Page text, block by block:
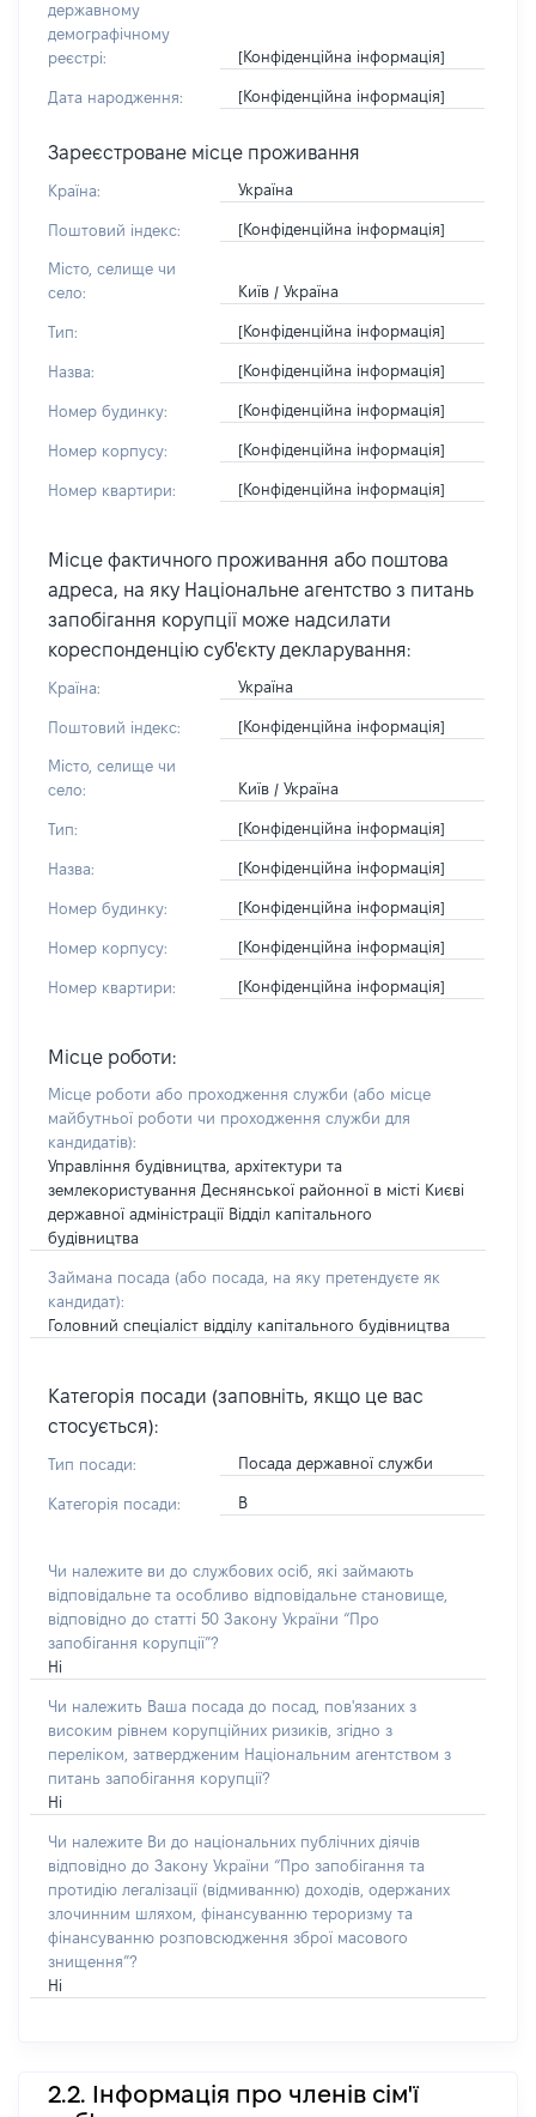
державному
демографічному
реєстрі:
[Конфіденційна інформація]
Дата народження: [Конфіденційна інформація]
Зареєстроване місце проживання
Країна: Україна
Поштовий індекс: [Конфіденційна інформація]
Місто, селище чи
село:
Київ / Україна
Тип: [Конфіденційна інформація]
Назва: [Конфіденційна інформація]
Номер будинку: [Конфіденційна інформація]
Номер корпусу: [Конфіденційна інформація]
Номер квартири: [Конфіденційна інформація]
Місце фактичного проживання або поштова
адреса, на яку Національне агентство з питань
запобігання корупції може надсилати
кореспонденцію суб'єкту декларування:
Країна: Україна
Поштовий індекс: [Конфіденційна інформація]
Місто, селище чи
село:
Київ / Україна
Тип: [Конфіденційна інформація]
Назва: [Конфіденційна інформація]
Номер будинку: [Конфіденційна інформація]
Номер корпусу: [Конфіденційна інформація]
Номер квартири: [Конфіденційна інформація]
Місце роботи:
Місце роботи або проходження служби (або місце
майбутньої роботи чи проходження служби для
кандидатів):
Управління будівництва, архітектури та
землекористування Деснянської районної в місті Києві
державної адміністрації Відділ капітального
будівництва
Займана посада (або посада, на яку претендуєте як
кандидат):
Головний спеціаліст відділу капітального будівництва
Категорія посади (заповніть, якщо це вас
стосується):
Тип посади: Посада державної служби
Категорія посади: В
Чи належите ви до службових осіб, які займають
відповідальне та особливо відповідальне становище,
відповідно до статті 50 Закону України “Про
запобігання корупції”?
Ні
Чи належить Ваша посада до посад, пов'язаних з
високим рівнем корупційних ризиків, згідно з
переліком, затвердженим Національним агентством з
питань запобігання корупції?
Ні
Чи належите Ви до національних публічних діячів
відповідно до Закону України “Про запобігання та
протидію легалізації (відмиванню) доходів, одержаних
злочинним шляхом, фінансуванню тероризму та
фінансуванню розповсюдження зброї масового
знищення”?
Ні
2.2. Інформація про членів сім'ї